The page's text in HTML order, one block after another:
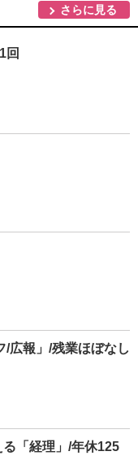
さらに見る
回
/広報」/残業ほぼなし
「経理」/年休125